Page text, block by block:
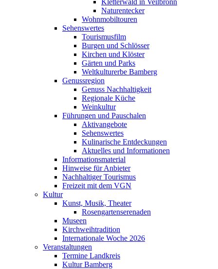
Kletterwald in Veilbronn
Naturentecker
Wohnmobiltouren
Sehenswertes
Tourismusfilm
Burgen und Schlösser
Kirchen und Klöster
Gärten und Parks
Weltkulturerbe Bamberg
Genussregion
Genuss Nachhaltigkeit
Regionale Küche
Weinkultur
Führungen und Pauschalen
Aktivangebote
Sehenswertes
Kulinarische Entdeckungen
Aktuelles und Informationen
Informationsmaterial
Hinweise für Anbieter
Nachhaltiger Tourismus
Freizeit mit dem VGN
Kultur
Kunst, Musik, Theater
Rosengartenserenaden
Museen
Kirchweihtradition
Internationale Woche 2026
Veranstaltungen
Termine Landkreis
Kultur Bamberg